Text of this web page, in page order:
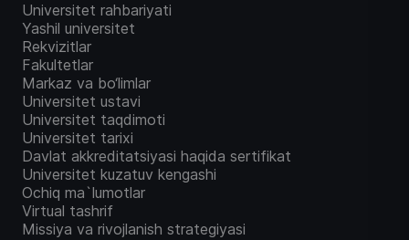
Universitet rahbariyati
Yashil universitet
Rekvizitlar
Fakultetlar
Markaz va bo‘limlar
Universitet ustavi
Universitet taqdimoti
Universitet tarixi
Davlat akkreditatsiyasi haqida sertifikat
Universitet kuzatuv kengashi
Ochiq ma`lumotlar
Virtual tashrif
Missiya va rivojlanish strategiyasi